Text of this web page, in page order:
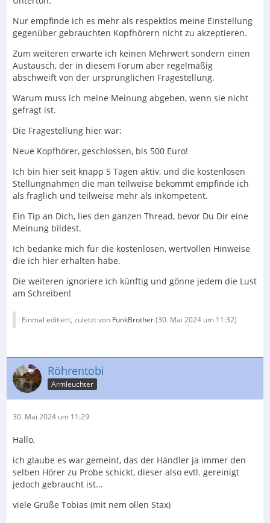
Nur empfinde ich es mehr als respektlos meine Einstellung
gegenüber gebrauchten Kopfhörern nicht zu akzeptieren.
Zum weiteren erwarte ich keinen Mehrwert sondern einen
Austausch, der in diesem Forum aber regelmäßig
abschweift von der ursprünglichen Fragestellung.
Warum muss ich meine Meinung abgeben, wenn sie nicht
gefragt ist.
Die Fragestellung hier war:
Neue Kopfhörer, geschlossen, bis 500 Euro!
Ich bin hier seit knapp 5 Tagen aktiv, und die kostenlosen
Stellungnahmen die man teilweise bekommt empfinde ich
als fraglich und teilweise mehr als inkompetent.
Ein Tip an Dich, lies den ganzen Thread, bevor Du Dir eine
Meinung bildest.
Ich bedanke mich für die kostenlosen, wertvollen Hinweise
die ich hier erhalten habe.
Die weiteren ignoriere ich künftig und gönne jedem die Lust
am Schreiben!
Einmal editiert, zuletzt von FunkBrother(30. Mai 2024 um 11:32)
Röhrentobi
Armleuchter
30. Mai 2024 um 11:29
Hallo,
ich glaube es war gemeint, das der Händler ja immer den
selben Hörer zu Probe schickt, dieser also evtl. gereinigt
jedoch gebraucht ist...
viele Grüße Tobias (mit nem ollen Stax)